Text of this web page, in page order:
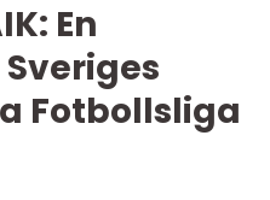
En
Fotbollsliga